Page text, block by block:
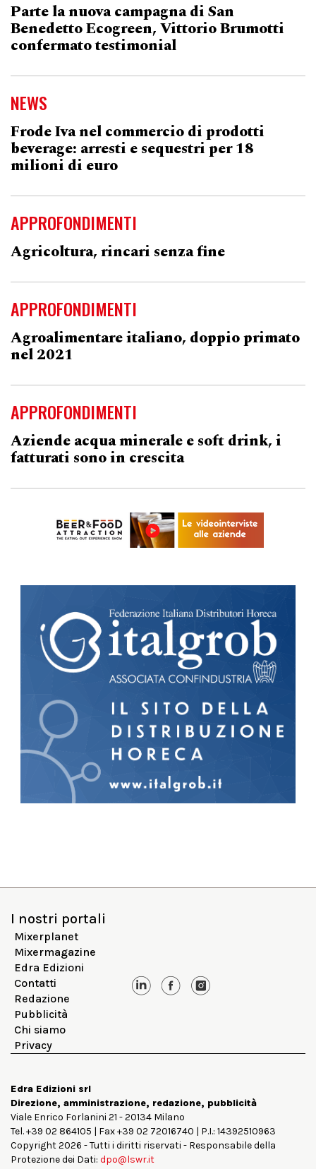
Parte la nuova campagna di San
Benedetto Ecogreen, Vittorio Brumotti
confermato testimonial
NEWS
Frode Iva nel commercio di prodotti
beverage: arresti e sequestri per 18
milioni di euro
APPROFONDIMENTI
Agricoltura, rincari senza fine
APPROFONDIMENTI
Agroalimentare italiano, doppio primato
nel 2021
APPROFONDIMENTI
Aziende acqua minerale e soft drink, i
fatturati sono in crescita
I nostri portali
Mixerplanet
Mixermagazine
Edra Edizioni
Contatti
Redazione
Pubblicità
Chi siamo
Privacy
Edra Edizioni srl
Direzione, amministrazione, redazione, pubblicità
Viale Enrico Forlanini 21 - 20134 Milano
Tel. +39 02 864105 | Fax +39 02 72016740 | P.I.: 14392510963
Copyright 2026 - Tutti i diritti riservati - Responsabile della
Protezione dei Dati: dpo@lswr.it